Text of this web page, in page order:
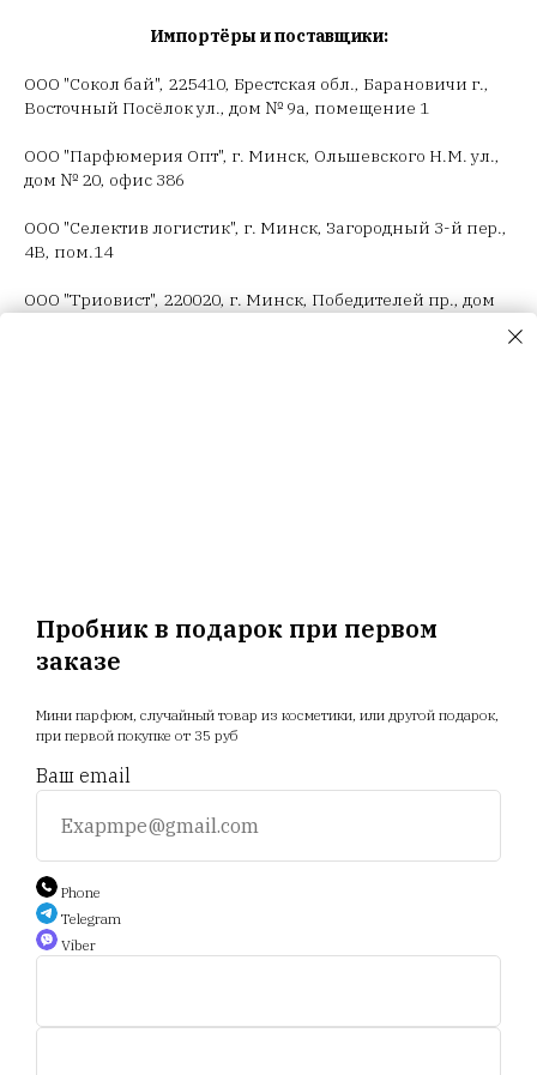
Пробник в подарок при первом
заказе
Мини парфюм, случайный товар из косметики, или другой подарок,
при первой покупке от 35 руб
Ваш email
Phone
Telegram
Viber
Импортёры и поставщики:
ООО "Сокол бай", 225410, Брестская обл., Барановичи г.,
Восточный Посёлок ул., дом № 9а, помещение 1
ООО "Парфюмерия Опт", г. Минск, Ольшевского Н.М. ул.,
дом № 20, офис 386
ООО "Селектив логистик", г. Минск, Загородный 3-й пер.,
4В, пом.14
ООО "Триовист", 220020, г. Минск, Победителей пр., дом
Auction.scent.by@gmail.com